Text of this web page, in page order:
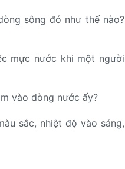
sông đó như thế nào?
mực nước khi một người
vào dòng nước ấy?
sắc, nhiệt độ vào sáng,